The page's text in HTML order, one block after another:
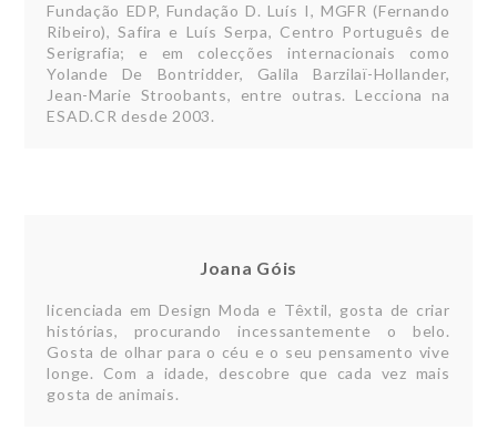
Fundação EDP, Fundação D. Luís I, MGFR (Fernando
Ribeiro), Safira e Luís Serpa, Centro Português de
Serigrafia; e em colecções internacionais como
Yolande De Bontridder, Galila Barzilaï-Hollander,
Jean-Marie Stroobants, entre outras. Lecciona na
ESAD.CR desde 2003.
Joana Góis
licenciada em Design Moda e Têxtil, gosta de criar
histórias, procurando incessantemente o belo.
Gosta de olhar para o céu e o seu pensamento vive
longe. Com a idade, descobre que cada vez mais
gosta de animais.